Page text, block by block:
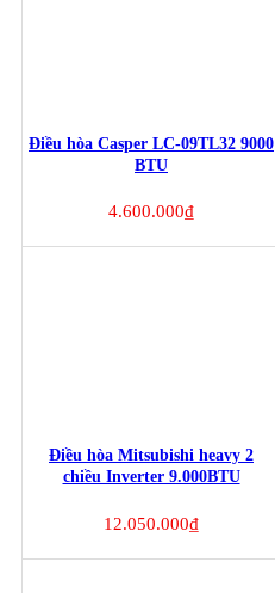
Điều hòa Casper LC-09TL32 9000
BTU
4.600.000₫
Điều hòa Mitsubishi heavy 2
chiều Inverter 9.000BTU
12.050.000₫